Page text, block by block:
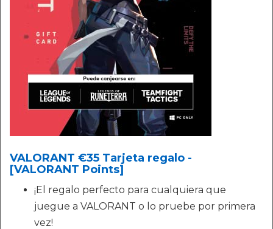
VALORANT €35 Tarjeta regalo -
[VALORANT Points]
¡El regalo perfecto para cualquiera que
juegue a VALORANT o lo pruebe por primera
vez!